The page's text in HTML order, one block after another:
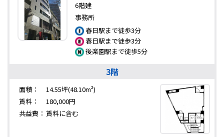
6階建
事務所
春日駅まで徒歩3分
春日駅まで徒歩3分
後楽園駅まで徒歩5分
3階
面積：
14.55坪(48.10m²)
賃料：
180,000円
共益費： 賃料に含む